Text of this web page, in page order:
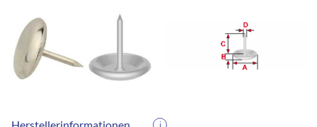
Herstellerinformationen i